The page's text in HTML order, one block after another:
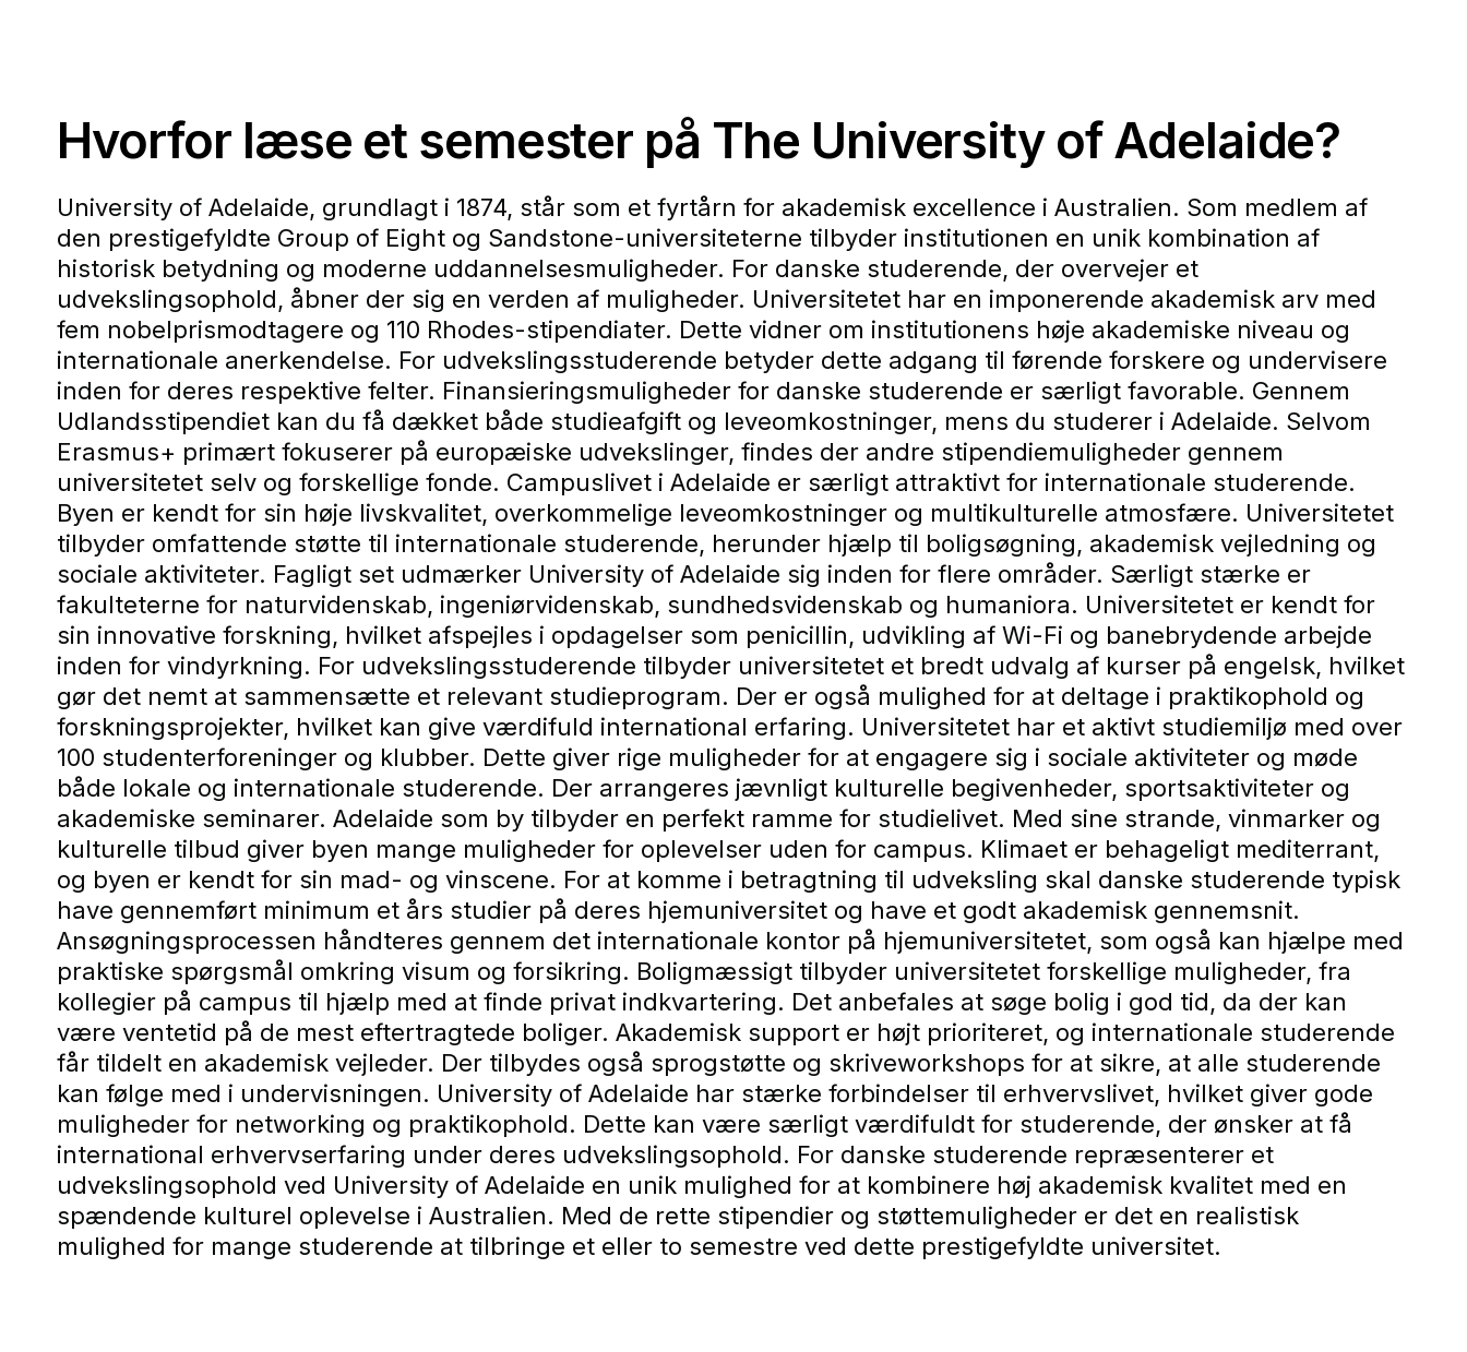
Hvorfor læse et semester på The University of Adelaide?
University of Adelaide, grundlagt i 1874, står som et fyrtårn for akademisk excellence i Australien. Som medlem af
den prestigefyldte Group of Eight og Sandstone-universiteterne tilbyder institutionen en unik kombination af
historisk betydning og moderne uddannelsesmuligheder. For danske studerende, der overvejer et
udvekslingsophold, åbner der sig en verden af muligheder. Universitetet har en imponerende akademisk arv med
fem nobelprismodtagere og 110 Rhodes-stipendiater. Dette vidner om institutionens høje akademiske niveau og
internationale anerkendelse. For udvekslingsstuderende betyder dette adgang til førende forskere og undervisere
inden for deres respektive felter. Finansieringsmuligheder for danske studerende er særligt favorable. Gennem
Udlandsstipendiet kan du få dækket både studieafgift og leveomkostninger, mens du studerer i Adelaide. Selvom
Erasmus+ primært fokuserer på europæiske udvekslinger, findes der andre stipendiemuligheder gennem
universitetet selv og forskellige fonde. Campuslivet i Adelaide er særligt attraktivt for internationale studerende.
Byen er kendt for sin høje livskvalitet, overkommelige leveomkostninger og multikulturelle atmosfære. Universitetet
tilbyder omfattende støtte til internationale studerende, herunder hjælp til boligsøgning, akademisk vejledning og
sociale aktiviteter. Fagligt set udmærker University of Adelaide sig inden for flere områder. Særligt stærke er
fakulteterne for naturvidenskab, ingeniørvidenskab, sundhedsvidenskab og humaniora. Universitetet er kendt for
sin innovative forskning, hvilket afspejles i opdagelser som penicillin, udvikling af Wi-Fi og banebrydende arbejde
inden for vindyrkning. For udvekslingsstuderende tilbyder universitetet et bredt udvalg af kurser på engelsk, hvilket
gør det nemt at sammensætte et relevant studieprogram. Der er også mulighed for at deltage i praktikophold og
forskningsprojekter, hvilket kan give værdifuld international erfaring. Universitetet har et aktivt studiemiljø med over
100 studenterforeninger og klubber. Dette giver rige muligheder for at engagere sig i sociale aktiviteter og møde
både lokale og internationale studerende. Der arrangeres jævnligt kulturelle begivenheder, sportsaktiviteter og
akademiske seminarer. Adelaide som by tilbyder en perfekt ramme for studielivet. Med sine strande, vinmarker og
kulturelle tilbud giver byen mange muligheder for oplevelser uden for campus. Klimaet er behageligt mediterrant,
og byen er kendt for sin mad- og vinscene. For at komme i betragtning til udveksling skal danske studerende typisk
have gennemført minimum et års studier på deres hjemuniversitet og have et godt akademisk gennemsnit.
Ansøgningsprocessen håndteres gennem det internationale kontor på hjemuniversitetet, som også kan hjælpe med
praktiske spørgsmål omkring visum og forsikring. Boligmæssigt tilbyder universitetet forskellige muligheder, fra
kollegier på campus til hjælp med at finde privat indkvartering. Det anbefales at søge bolig i god tid, da der kan
være ventetid på de mest eftertragtede boliger. Akademisk support er højt prioriteret, og internationale studerende
får tildelt en akademisk vejleder. Der tilbydes også sprogstøtte og skriveworkshops for at sikre, at alle studerende
kan følge med i undervisningen. University of Adelaide har stærke forbindelser til erhvervslivet, hvilket giver gode
muligheder for networking og praktikophold. Dette kan være særligt værdifuldt for studerende, der ønsker at få
international erhvervserfaring under deres udvekslingsophold. For danske studerende repræsenterer et
udvekslingsophold ved University of Adelaide en unik mulighed for at kombinere høj akademisk kvalitet med en
spændende kulturel oplevelse i Australien. Med de rette stipendier og støttemuligheder er det en realistisk
mulighed for mange studerende at tilbringe et eller to semestre ved dette prestigefyldte universitet.